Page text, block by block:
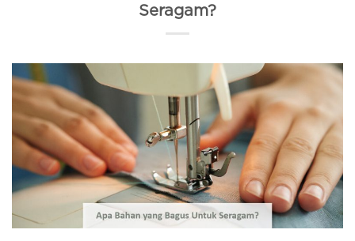
Seragam?